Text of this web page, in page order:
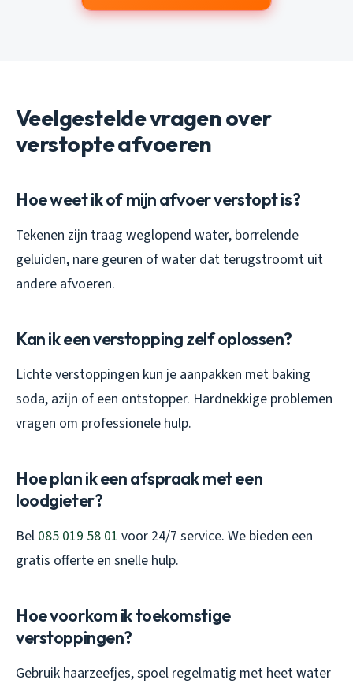
Veelgestelde vragen over
verstopte afvoeren
Hoe weet ik of mijn afvoer verstopt is?
Tekenen zijn traag weglopend water, borrelende
geluiden, nare geuren of water dat terugstroomt uit
andere afvoeren.
Kan ik een verstopping zelf oplossen?
Lichte verstoppingen kun je aanpakken met baking
soda, azijn of een ontstopper. Hardnekkige problemen
vragen om professionele hulp.
Hoe plan ik een afspraak met een
loodgieter?
Bel 085 019 58 01 voor 24/7 service. We bieden een
gratis offerte en snelle hulp.
Hoe voorkom ik toekomstige
verstoppingen?
Gebruik haarzeefjes, spoel regelmatig met heet water